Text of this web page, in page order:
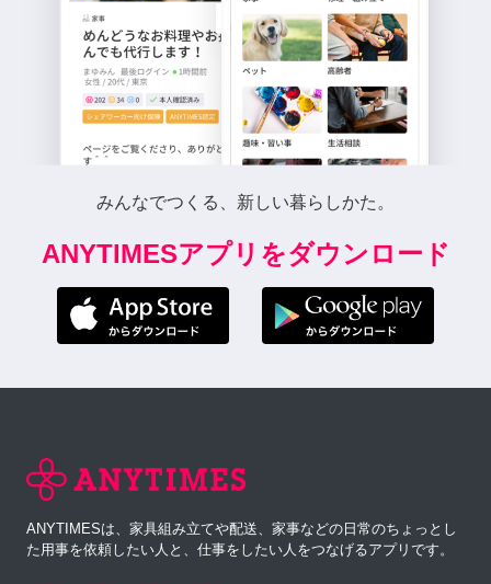
みんなでつくる、新しい暮らしかた。
ANYTIMESアプリをダウンロード
ANYTIMESは、家具組み立てや配送、家事などの日常のちょっとし
た用事を依頼したい人と、仕事をしたい人をつなげるアプリです。